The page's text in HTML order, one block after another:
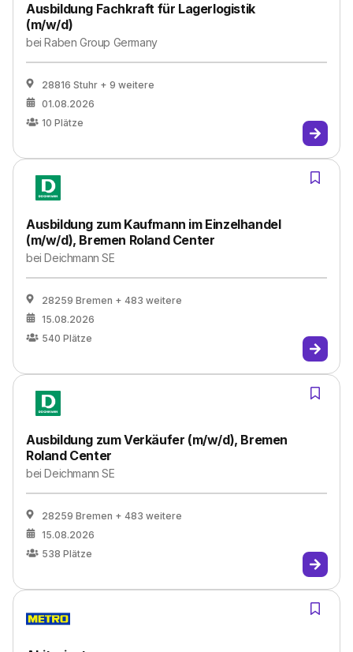
Ausbildung Fachkraft für Lagerlogistik
(m/w/d)
beiRaben Group Germany
28816 Stuhr + 9 weitere
01.08.2026
10 Plätze
Ausbildung zum Kaufmann im Einzelhandel
(m/w/d), Bremen Roland Center
beiDeichmann SE
28259 Bremen + 483 weitere
15.08.2026
540 Plätze
Ausbildung zum Verkäufer (m/w/d), Bremen
Roland Center
beiDeichmann SE
28259 Bremen + 483 weitere
15.08.2026
538 Plätze